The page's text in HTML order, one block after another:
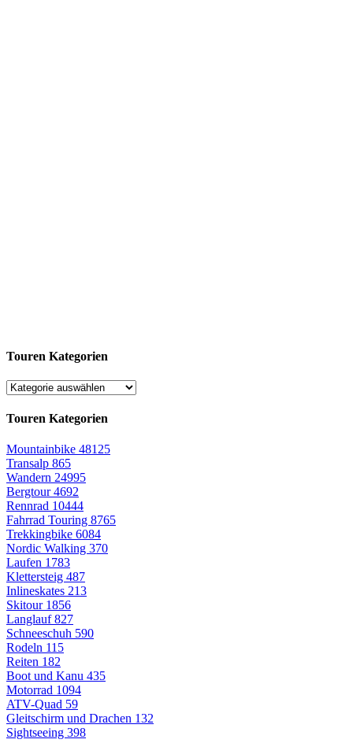
Touren Kategorien
Touren Kategorien
Mountainbike 48125
Transalp 865
Wandern 24995
Bergtour4692
Rennrad 10444
Fahrrad Touring 8765
Trekkingbike 6084
Nordic Walking 370
Laufen 1783
Klettersteig 487
Inlineskates 213
Skitour 1856
Langlauf827
Schneeschuh 590
Rodeln 115
Reiten 182
Boot und Kanu 435
Motorrad 1094
ATV-Quad 59
Gleitschirm und Drachen 132
Sightseeing 398